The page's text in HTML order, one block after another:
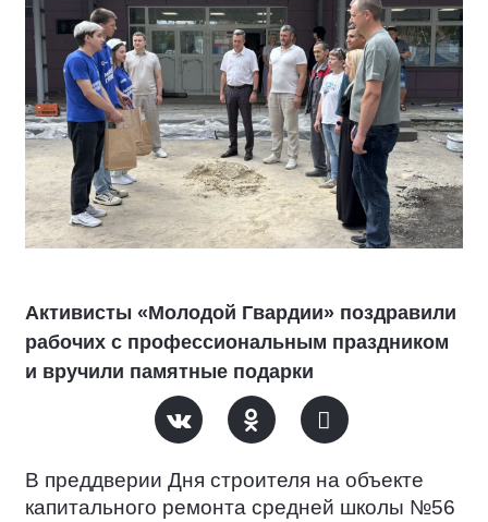
Активисты «Молодой Гвардии» поздравили
рабочих с профессиональным праздником
и вручили памятные подарки
В преддверии Дня строителя на объекте
капитального ремонта средней школы №56